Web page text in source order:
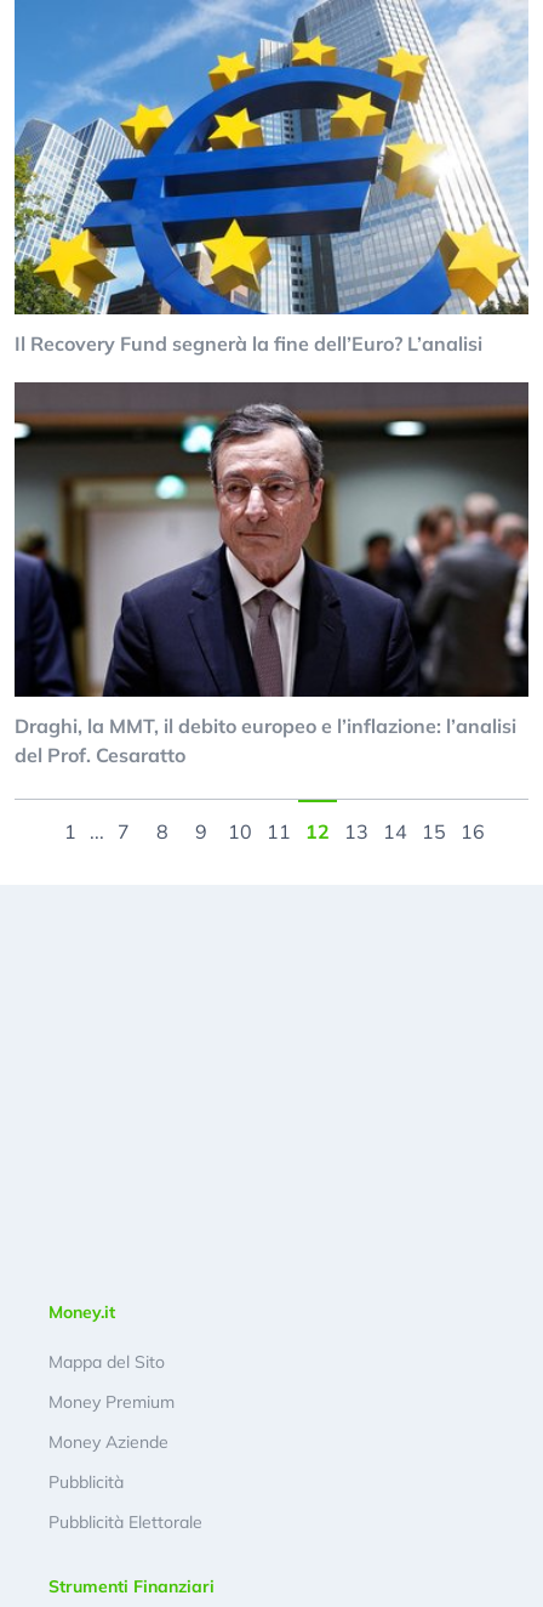
Il Recovery Fund segnerà la fine dell’Euro? L’analisi
Draghi, la MMT, il debito europeo e l’inflazione: l’analisi
del Prof. Cesaratto
1 ... 7 8 9 10 11 12 13 14 15 16
Money.it
Mappa del Sito
Money Premium
Money Aziende
Pubblicità
Pubblicità Elettorale
Strumenti Finanziari